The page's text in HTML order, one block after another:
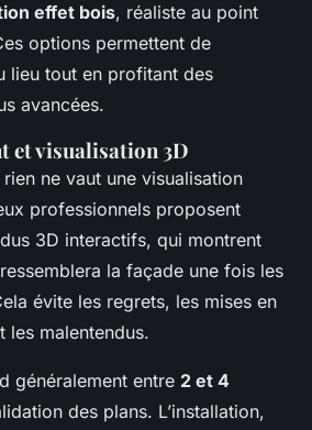
effet bois, réaliste au point
options permettent de
lieu tout en profitant des
avancées.
et visualisation 3D
ne vaut une visualisation
professionnels proposent
3D interactifs, qui montrent
la façade une fois les
évite les regrets, les mises en
malentendus.
généralement entre 2 et 4
des plans. L’installation,